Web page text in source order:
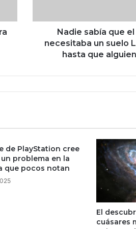
í
e
o
c
e
s
Nadie sabía que
necesitaba un suelo
hasta que
de PlayStation cree
problema en la
que pocos notan
El
cuásares